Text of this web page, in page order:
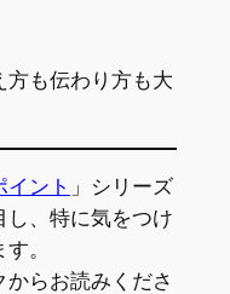
方も伝わり方も大
ント 」シリーズ
し、特に気をつけ
。
らお読みくださ